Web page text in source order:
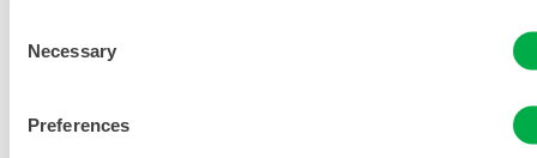
Selection
Necessary
PreferencesDOCUMENTOS RELACIONADOS